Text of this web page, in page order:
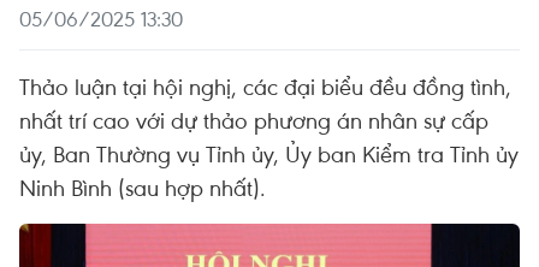
05/06/2025 13:30
Thảo luận tại hội nghị, các đại biểu đều đồng tình,
nhất trí cao với dự thảo phương án nhân sự cấp
ủy, Ban Thường vụ Tỉnh ủy, Ủy ban Kiểm tra Tỉnh ủy
Ninh Bình (sau hợp nhất).